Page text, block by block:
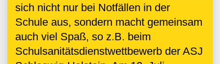
sich nicht nur bei Notfällen in der
Schule aus, sondern macht gemeinsam
auch viel Spaß, so z.B. beim
Schulsanitätsdienstwettbewerb der ASJ